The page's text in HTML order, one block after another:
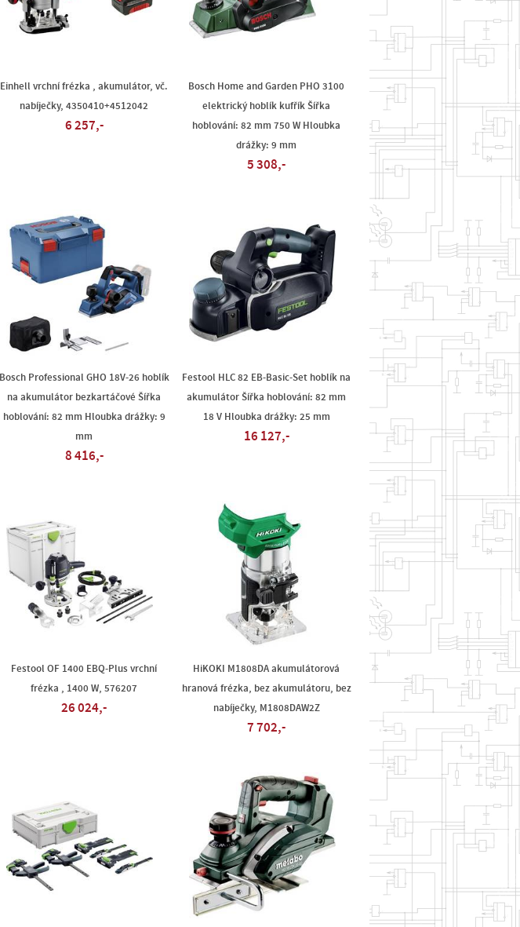
Einhell vrchní frézka , akumulátor, vč.
nabíječky, 4350410+4512042
6 257,-
Bosch Home and Garden PHO 3100
elektrický hoblík kufřík Šířka
hoblování: 82 mm 750 W Hloubka
drážky: 9 mm
5 308,-
Bosch Professional GHO 18V-26 hoblík
na akumulátor bezkartáčové Šířka
hoblování: 82 mm Hloubka drážky: 9
mm
8 416,-
Festool HLC 82 EB-Basic-Set hoblík na
akumulátor Šířka hoblování: 82 mm
18 V Hloubka drážky: 25 mm
16 127,-
Festool OF 1400 EBQ-Plus vrchní
frézka , 1400 W, 576207
26 024,-
HiKOKI M1808DA akumulátorová
hranová frézka, bez akumulátoru, bez
nabíječky, M1808DAW2Z
7 702,-